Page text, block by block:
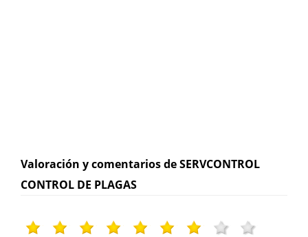
Valoración y comentarios de SERVCONTROL
CONTROL DE PLAGAS